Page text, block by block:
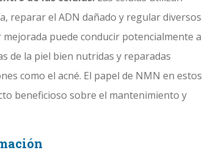
reparar el ADN dañado y regular diversos
puede conducir potencialmente a
de la piel bien nutridas y reparadas
como el acné. El papel de NMN en estos
beneficioso sobre el mantenimiento y